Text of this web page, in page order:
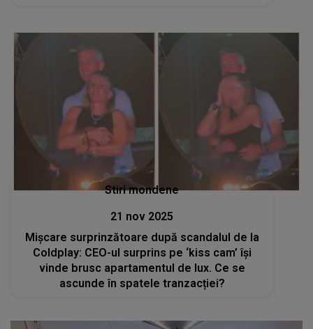
Stiri mondene
21 nov 2025
Mișcare surprinzătoare după scandalul de la
Coldplay: CEO-ul surprins pe ‘kiss cam’ își
vinde brusc apartamentul de lux. Ce se
ascunde în spatele tranzacției?